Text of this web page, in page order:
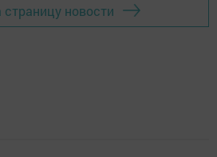
страницу новости